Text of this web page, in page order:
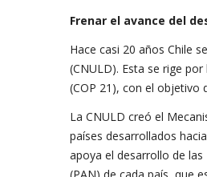
Frenar el avance del
Hace casi 20 años Chile
(CNULD). Esta se rige
(COP 21), con el objetivo
La CNULD creó el
países desarrollados
apoya el desarrollo de las